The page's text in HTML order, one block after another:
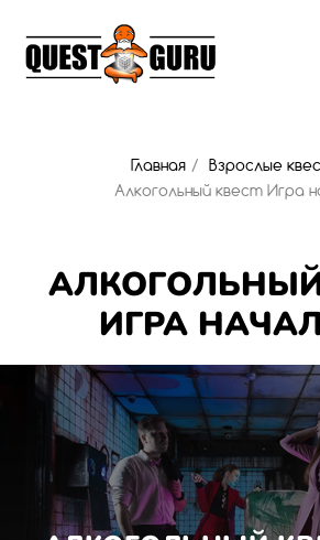
Главная / Взрослые
Алкогольный квест Игра
ИГРА